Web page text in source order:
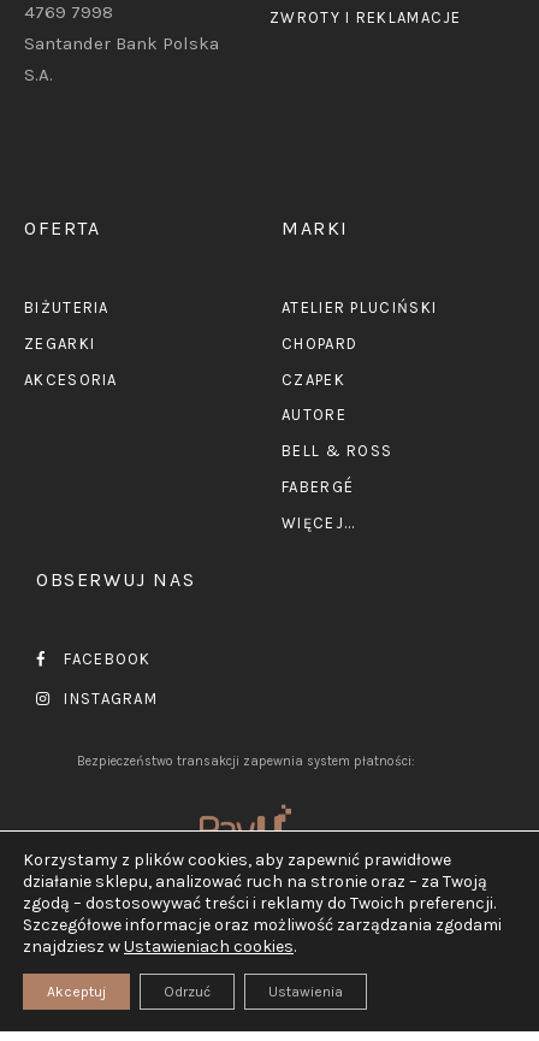
4769 7998
Santander Bank Polska
S.A.
ZWROTY I REKLAMACJE
OFERTA
BIŻUTERIA
ZEGARKI
AKCESORIA
MARKI
ATELIER PLUCIŃSKI
CHOPARD
CZAPEK
AUTORE
BELL & ROSS
FABERGÉ
WIĘCEJ...
OBSERWUJ NAS
FACEBOOK
INSTAGRAM
Bezpieczeństwo transakcji zapewnia system płatności:
2026 ©Jubiler Pluciński.
Wszelkie prawa zastrzeżone.
Realizacja:TEGN
Korzystamy z plików cookies, aby zapewnić prawidłowe
działanie sklepu, analizować ruch na stronie oraz – za Twoją
zgodą – dostosowywać treści i reklamy do Twoich preferencji.
Szczegółowe informacje oraz możliwość zarządzania zgodami
znajdziesz wUstawieniach cookies.
Akceptuj Odrzuć Ustawienia